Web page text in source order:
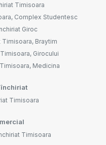
Timisoara
Complex Studentesc
Giroc
Braytim
Girocului
Medicina
Timisoara
Timisoara